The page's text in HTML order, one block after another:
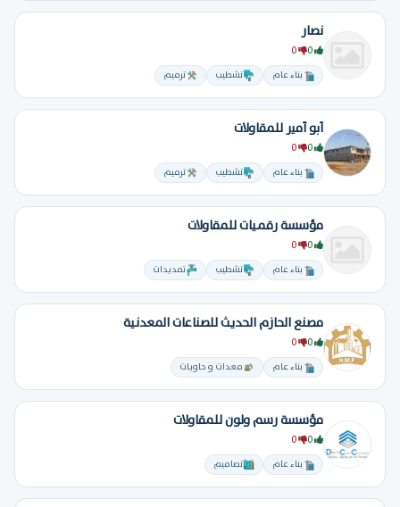
نصار
بناء عام تشطيب ترميم
أبو أمير للمقاولات
بناء عام تشطيب ترميم
مؤسسة رقميات للمقاولات
بناء عام تشطيب تمديدات
مصنع الحازم الحديث للصناعات المعدنية
بناء عام معدات و حاويات
مؤسسة رسم ولون للمقاولات
بناء عام تصاميم